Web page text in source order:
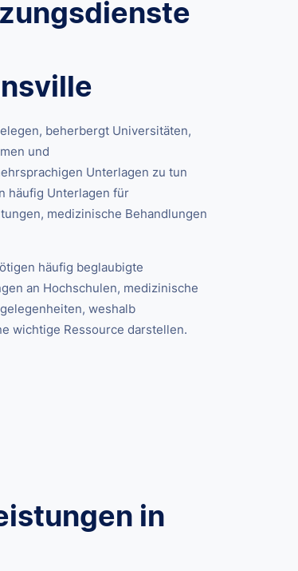
beherbergt Universitäten,
und
Unterlagen zu tun
häufig Unterlagen für
medizinische Behandlungen
häufig beglaubigte
an Hochschulen, medizinische
weshalb
wichtige Ressource darstellen.
in